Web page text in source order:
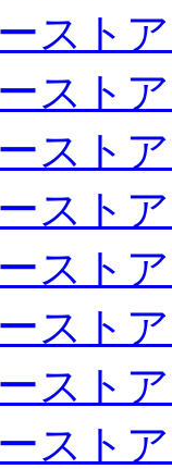
スト
スト
スト
スト
スト
スト
スト
スト